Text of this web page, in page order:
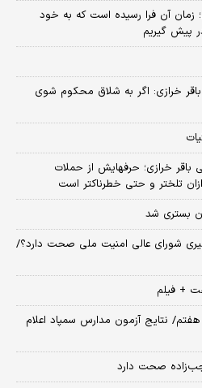
زمان آن فرا رسیده است که به خود
پیش گیریم
خرازی: اگر به شلاق محکوم شوی
باقر خرازی؛ حرفهایش از حملات
تلختر و حتی خطرناکتر است
بستری شد
شورای عالی امنیت ملی صحت دارد؟/
+ فیلم
نتایج آزمون مدارس سمپاد اعلام
صحت دارد